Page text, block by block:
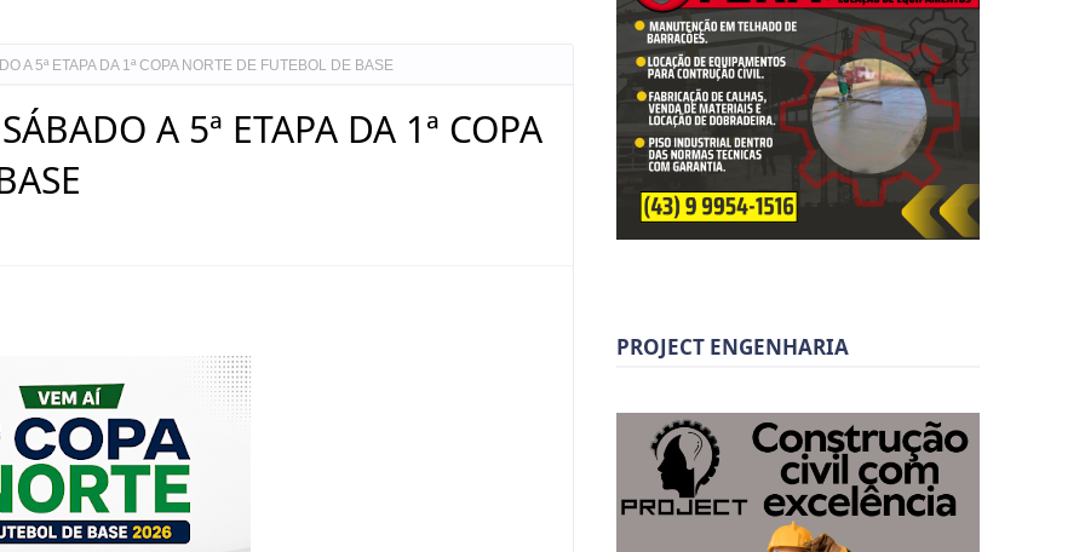
A 5ª ETAPA DA 1ª COPA NORTE DE FUTEBOL DE BASE
A 5ª ETAPA DA 1ª COPA
PROJECT ENGENHARIA